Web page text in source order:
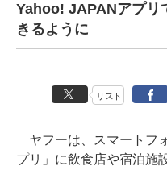
Yahoo! JAPANアプリ
きるように
リスト
ヤフーは、スマートフ
プリ」に飲食店や宿泊施